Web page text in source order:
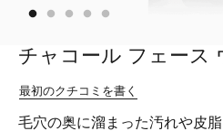
チャコール フェース
最初のクチコミを書く
毛穴の奥に溜まった汚れや皮